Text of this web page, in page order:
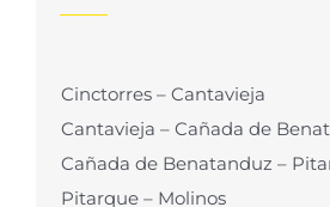
Cinctorres – Cantavieja
Cantavieja – Cañada de
Cañada de Benatanduz –
Pitarque – Molinos